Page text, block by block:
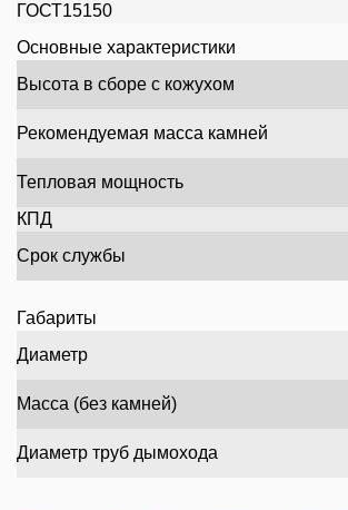
ГОСТ15150
Основные характеристики
Высота в сборе с кожухом
Рекомендуемая масса камней
Тепловая мощность
КПД
Срок службы
Габариты
Диаметр
Масса (без камней)
Диаметр труб дымохода